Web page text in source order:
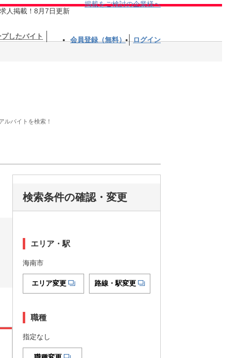
人掲載！8月7日更新
掲載をご検討の企業様へ
プしたバイト 会員登録（無料） ログイン
ルバイトを検索！
検索条件の確認・変更
エリア・駅
海南市
エリア変更 路線・駅変更
職種
指定なし